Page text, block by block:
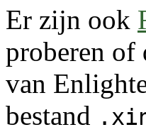
Er zijn ook
proberen of
van
bestand